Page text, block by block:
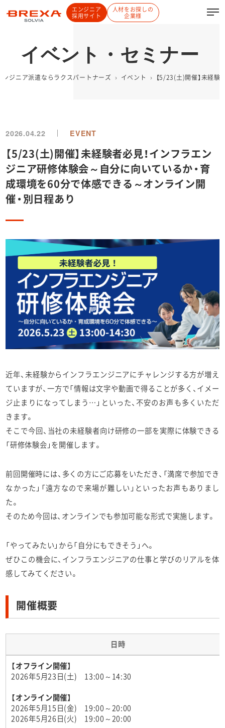
エンジニア
採用サイト
人材をお探しの
企業様
イベント・セミナー
ンジニア派遣ならラクスパートナーズ イベント 【5/23(土)開催】未経
2026.04.22 EVENT
【5/23(土)開催】未経験者必見！インフラエン
ジニア研修体験会～自分に向いているか・育
成環境を60分で体感できる～オンライン開
催・別日程あり
近年、未経験からインフラエンジニアにチャレンジする方が増え
ていますが、一方で「情報は文字や動画で得ることが多く、イメー
ジ止まりになってしまう…」といった、不安のお声も多くいただ
きます。
そこで今回、当社の未経験者向け研修の一部を実際に体験できる
「研修体験会」を開催します。
前回開催時には、多くの方にご応募をいただき、「満席で参加でき
なかった」「遠方なので来場が難しい」といったお声もありまし
た。
そのため今回は、オンラインでも参加可能な形式で実施します。
「やってみたい」から「自分にもできそう」へ。
ぜひこの機会に、インフラエンジニアの仕事と学びのリアルを体
感してみてください。
開催概要
日時
【オフライン開催】
2026年5月23日(土) 13:00～14:30
【オンライン開催】
2026年5月15日(金) 19:00～20:00
2026年5月26日(火) 19:00～20:00